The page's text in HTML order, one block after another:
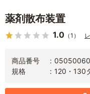
薬剤散布装置
1.0 （1）
商品番号
規格
120・130